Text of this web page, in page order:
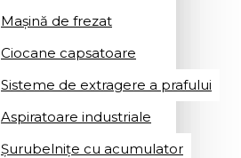
Mașină de frezat
Ciocane capsatoare
Sisteme de extragere a prafului
Aspiratoare industriale
Șurubelnițe cu acumulator